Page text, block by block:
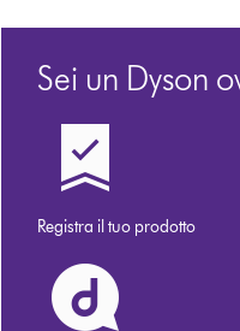
Sei un Dyson
Registra il tuo prodotto